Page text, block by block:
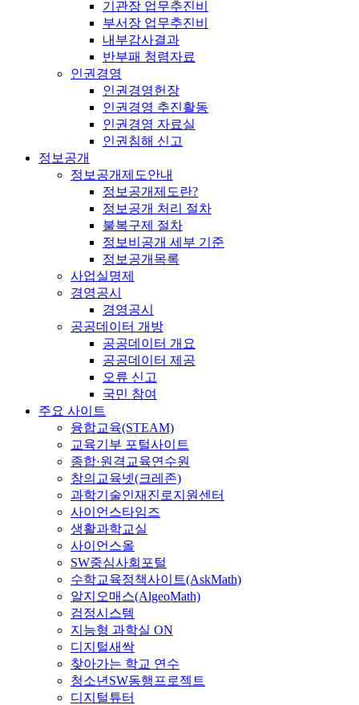
기관장 업무추진비
부서장 업무추진비
내부감사결과
반부패 청렴자료
인권경영
인권경영헌장
인권경영 추진활동
인권경영 자료실
인권침해 신고
정보공개
정보공개제도안내
정보공개제도란?
정보공개 처리 절차
불복구제 절차
정보비공개 세부 기준
정보공개목록
사업실명제
경영공시
경영공시
공공데이터 개방
공공데이터 개요
공공데이터 제공
오류 신고
국민 참여
주요 사이트
융합교육(STEAM)
교육기부 포털사이트
종합·원격교육연수원
창의교육넷(크레존)
과학기술인재진로지원센터
사이언스타임즈
생활과학교실
사이언스올
SW중심사회포털
수학교육정책사이트(AskMath)
알지오매스(AlgeoMath)
검정시스템
지능형 과학실 ON
디지털새싹
찾아가는 학교 연수
청소년SW동행프로젝트
디지털튜터